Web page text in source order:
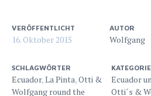
VERÖFFENTLICHT
16. Oktober 2015
AUTOR
Wolfgang
SCHLAGWÖRTER
Ecuador,La Pinta,Otti &
Wolfgang round the
Ecuador
Otti´s &